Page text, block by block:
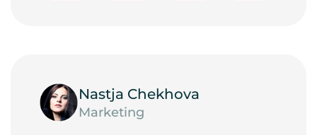
Nastja Chekhova
Marketing